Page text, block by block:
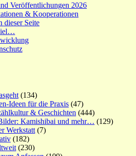
Veröffentlichungen 2026
& Kooperationen
dieser Seite
(134)
Ideen für die Praxis (47)
& Geschichten (444)
Kamishibai und mehr… (129)
Werkstatt (7)
(182)
(230)